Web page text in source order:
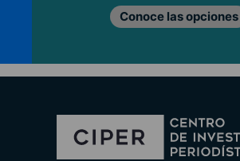
Conoce las opciones